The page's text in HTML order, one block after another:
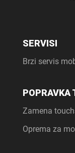
SERVISI
Brzi servis
POPRAVKA
Zamena
Oprema za